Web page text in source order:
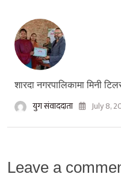
शारदा नगरपालिकामा मिनी
युग संवाददाता July 8,
Leave a